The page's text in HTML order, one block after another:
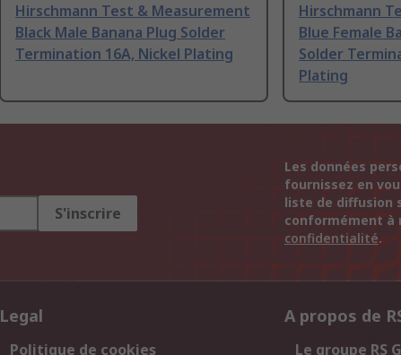
Hirschmann Test & Measurement
Black Male Banana Plug Solder
Termination 16A, Nickel Plating
Hirschmann
Blue Female
Solder
Plating
S'inscrire
Les données
fournissez en
liste de diffusion
conformément à
confidentialité.
Legal
Politique de cookies
A propos de
Le groupe RS